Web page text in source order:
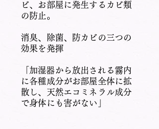
ビ、お部屋に発生するカビ類
の防止。
消臭、除菌、防カビの三つの
効果を発揮
​「加湿器から放出される霧内
に各種成分がお部屋全体に拡
散し、天然エコミネラル成分
で身体にも害がない」